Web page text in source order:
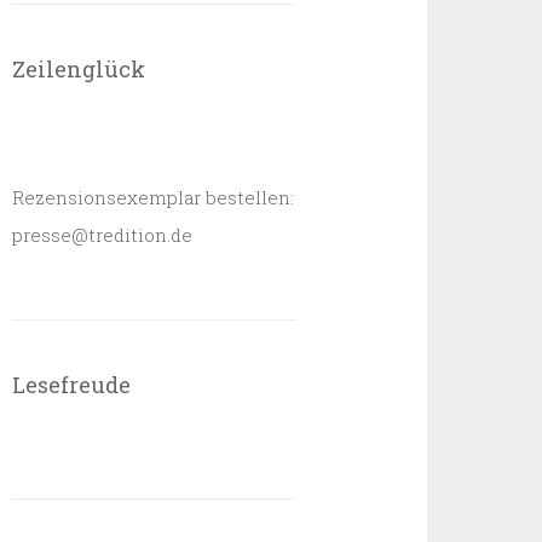
Zeilenglück
Rezensionsexemplar bestellen:
presse@tredition.de
Lesefreude